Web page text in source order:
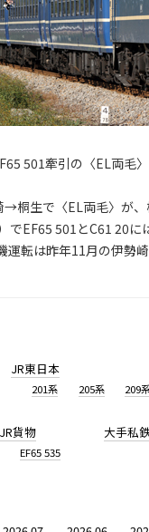
501牽引の〈EL両毛〉
桐生で〈EL両毛〉が
EF65 501とC61 20に
転は昨年11月の伊勢
JR東日本
201系 205系 209
JR貨物
EF65 535
大手私